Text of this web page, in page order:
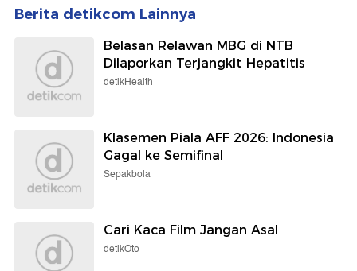
Berita detikcom Lainnya
Belasan Relawan MBG di NTB
Dilaporkan Terjangkit Hepatitis
detikHealth
Klasemen Piala AFF 2026: Indonesia
Gagal ke Semifinal
Sepakbola
Cari Kaca Film Jangan Asal
detikOto